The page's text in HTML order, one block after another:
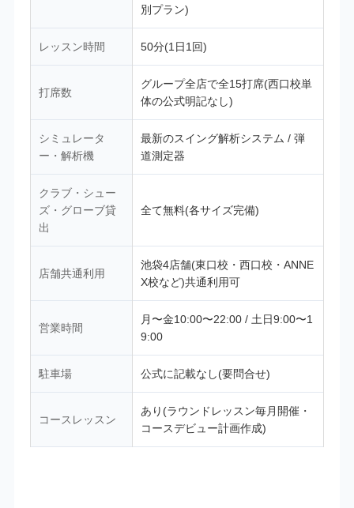
別プラン)
レッスン時間 50分(1日1回)
打席数
グループ全店で全15打席(西口校単
体の公式明記なし)
シミュレータ
ー・解析機
最新のスイング解析システム / 弾
道測定器
クラブ・シュー
ズ・グローブ貸
出
全て無料(各サイズ完備)
店舗共通利用
池袋4店舗(東口校・西口校・ANNE
X校など)共通利用可
営業時間
月〜金10:00〜22:00 / 土日9:00〜1
9:00
駐車場 公式に記載なし(要問合せ)
コースレッスン
あり(ラウンドレッスン毎月開催・
コースデビュー計画作成)